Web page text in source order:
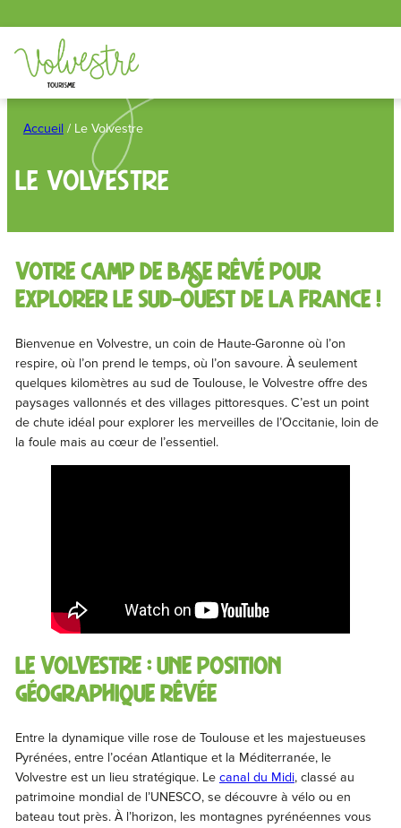
Accueil / Le Volvestre
Le Volvestre
Votre camp de base rêvé pour
explorer le Sud-Ouest de la France !
Bienvenue en Volvestre, un coin de Haute-Garonne où l’on
respire, où l’on prend le temps, où l’on savoure. À seulement
quelques kilomètres au sud de Toulouse, le Volvestre offre des
paysages vallonnés et des villages pittoresques. C’est un point
de chute idéal pour explorer les merveilles de l’Occitanie, loin de
la foule mais au cœur de l’essentiel.
Le Volvestre : une position
géographique rêvée
Entre la dynamique ville rose de Toulouse et les majestueuses
Pyrénées, entre l’océan Atlantique et la Méditerranée, le
Volvestre est un lieu stratégique. Le canal du Midi, classé au
patrimoine mondial de l’UNESCO, se découvre à vélo ou en
bateau tout près. À l’horizon, les montagnes pyrénéennes vous